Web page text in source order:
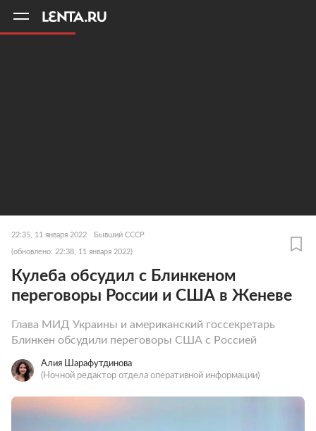
22:35, 11 января 2022 Бывший СССР
(обновлено: 22:38, 11 января 2022)
Кулеба обсудил с Блинкеном
переговоры России и США в Женеве
Глава МИД Украины и американский госсекретарь
Блинкен обсудили переговоры США с Россией
Алия Шарафутдинова
(Ночной редактор отдела оперативной информации)